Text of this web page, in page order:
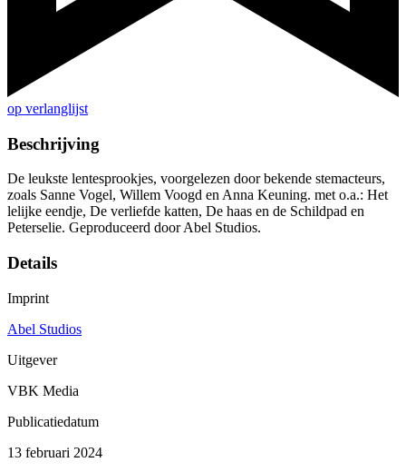
op verlanglijst
Beschrijving
De leukste lentesprookjes, voorgelezen door bekende stemacteurs,
zoals Sanne Vogel, Willem Voogd en Anna Keuning. met o.a.: Het
lelijke eendje, De verliefde katten, De haas en de Schildpad en
Peterselie. Geproduceerd door Abel Studios.
Details
Imprint
Abel Studios
Uitgever
VBK Media
Publicatiedatum
13 februari 2024